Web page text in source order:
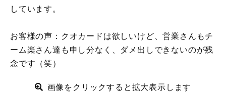
しています。
お客様の声：クオカードは欲しいけど、営業さんもチ
ーム楽さん達も申し分なく、ダメ出しできないのが残
念です（笑）
画像をクリックすると拡大表示します